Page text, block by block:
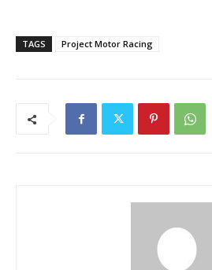
TAGS Project Motor Racing